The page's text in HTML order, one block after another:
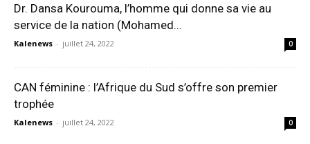
Dr. Dansa Kourouma, l’homme qui donne sa vie au
service de la nation (Mohamed...
Kalenews - juillet 24, 2022 0
CAN féminine : l’Afrique du Sud s’offre son premier
trophée
Kalenews - juillet 24, 2022 0